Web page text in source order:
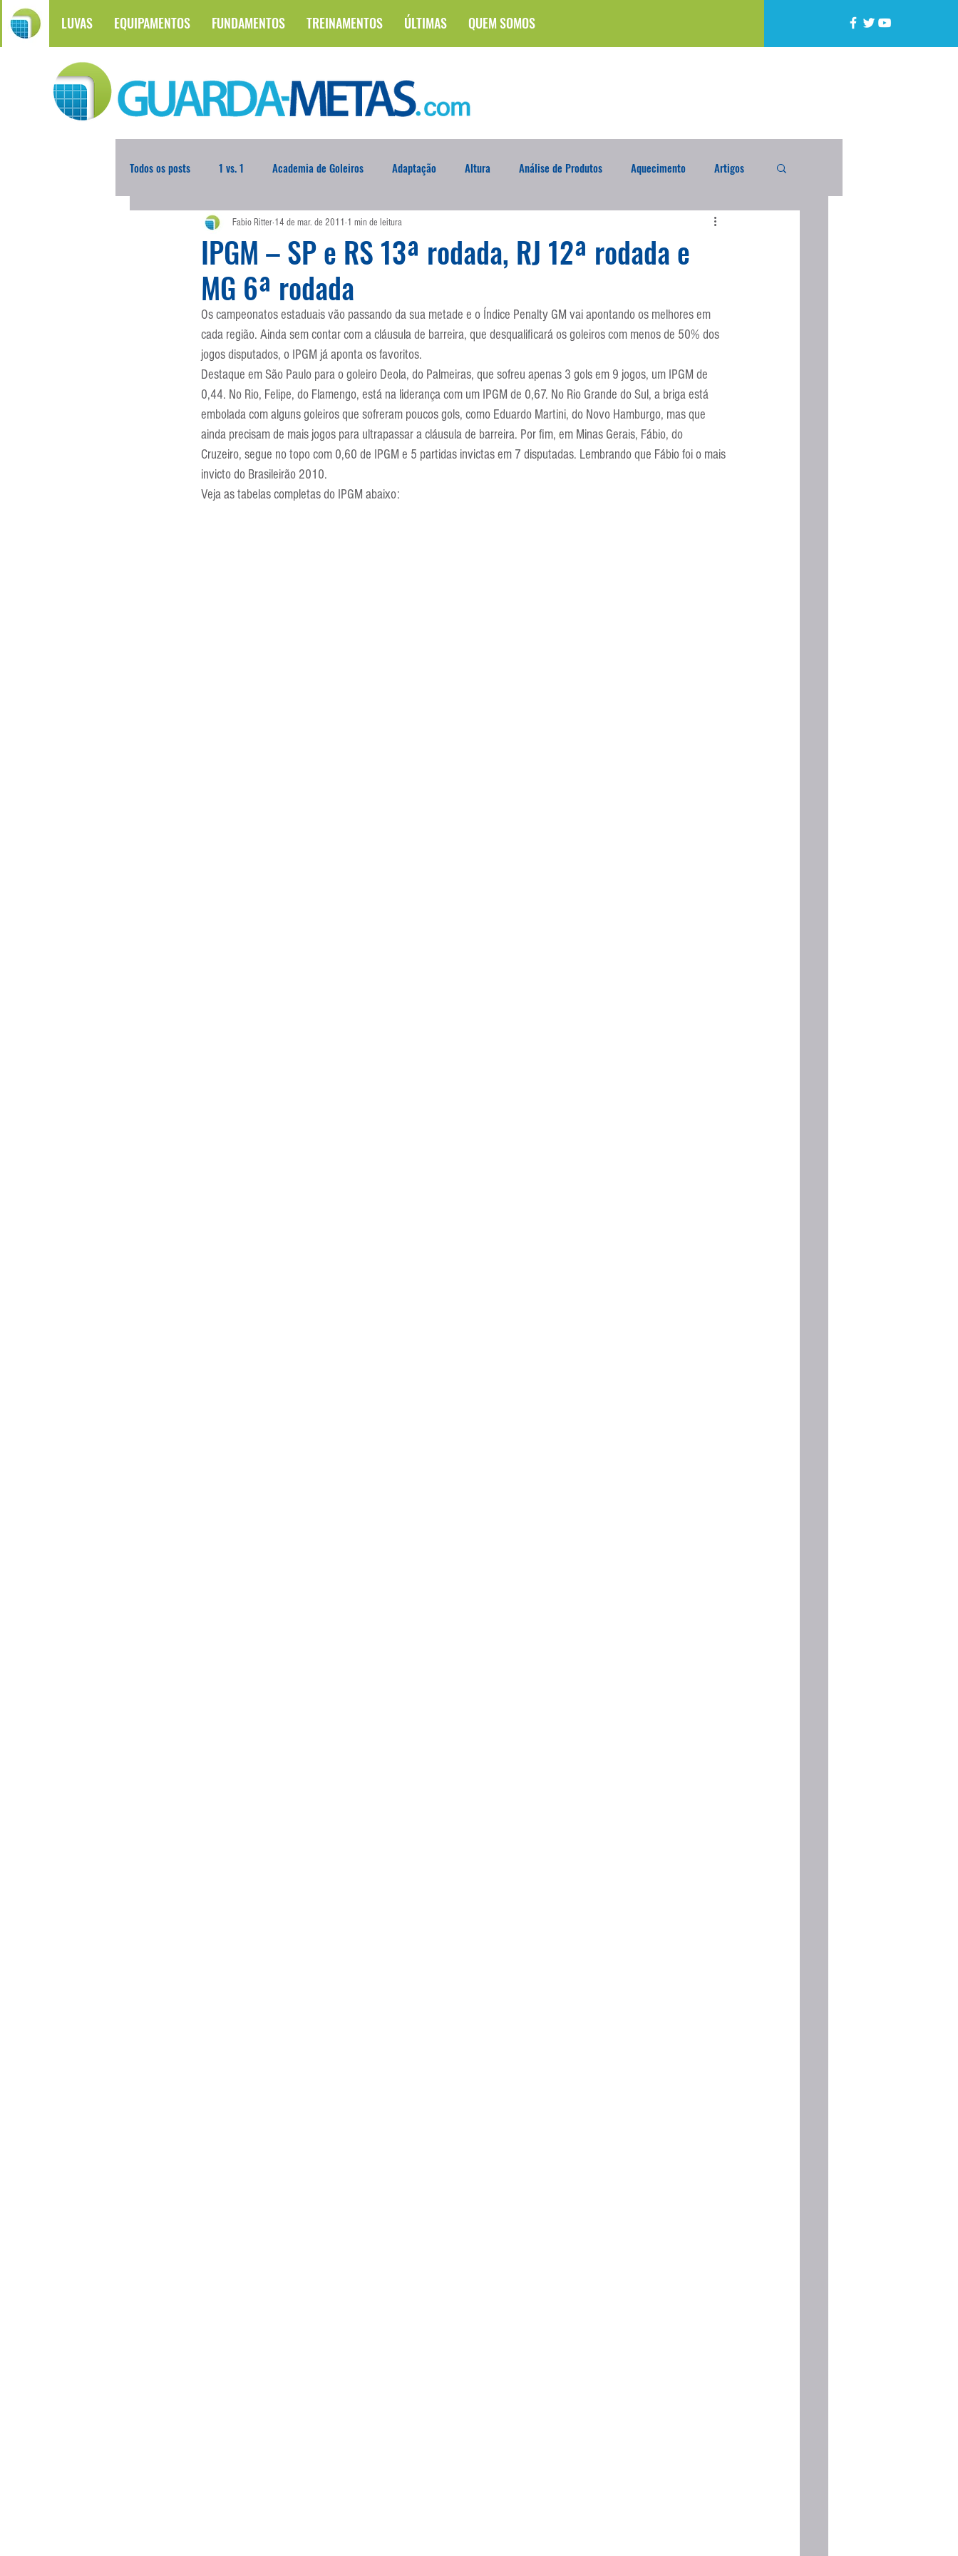
LUVAS EQUIPAMENTOS FUNDAMENTOS TREINAMENTOS ÚLTIMAS QUEM SOMOS
Todos os posts 1 vs. 1 Academia de Goleiros Adaptação Altura Análise de Produtos Aquecimento Artigos
Atualidades Blogoleiro da Semana Brasileirão Compra Exterior
Comunicação Copa do Mundo Curso
Entrevistas Equipamentos Escola Alemã Escola Americana Escola Argentina Escola Espanhola
Escola Francesa Escola Inglesa
IPGM – SP e RS 13ª rodada, RJ 12ª rodada e
MG 6ª rodada
Fabio Ritter 14 de mar. de 2011 1 min de leitura
Os campeonatos estaduais vão passando da sua metade e o Índice Penalty GM vai apontando os melhores em
cada região. Ainda sem contar com a cláusula de barreira, que desqualificará os goleiros com menos de 50% dos
jogos disputados, o IPGM já aponta os favoritos.
Destaque em São Paulo para o goleiro Deola, do Palmeiras, que sofreu apenas 3 gols em 9 jogos, um IPGM de
0,44. No Rio, Felipe, do Flamengo, está na liderança com um IPGM de 0,67. No Rio Grande do Sul, a briga está
embolada com alguns goleiros que sofreram poucos gols, como Eduardo Martini, do Novo Hamburgo, mas que
ainda precisam de mais jogos para ultrapassar a cláusula de barreira. Por fim, em Minas Gerais, Fábio, do
Cruzeiro, segue no topo com 0,60 de IPGM e 5 partidas invictas em 7 disputadas. Lembrando que Fábio foi o mais
invicto do Brasileirão 2010.
Veja as tabelas completas do IPGM abaixo: